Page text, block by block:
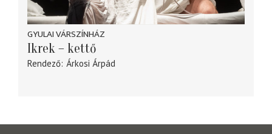
GYULAI VÁRSZÍNHÁZ
Ikrek – kettő
Rendező Árkosi Árpád